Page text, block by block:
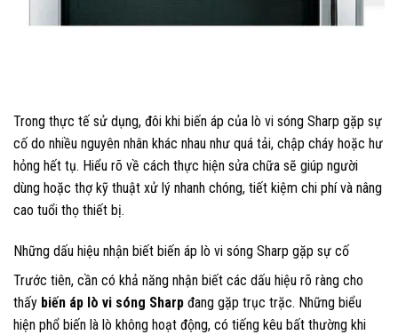
Trong thực tế sử dụng, đôi khi biến áp của lò vi sóng Sharp gặp sự
cố do nhiều nguyên nhân khác nhau như quá tải, chập cháy hoặc hư
hỏng hết tụ. Hiểu rõ về cách thực hiện sửa chữa sẽ giúp người
dùng hoặc thợ kỹ thuật xử lý nhanh chóng, tiết kiệm chi phí và nâng
cao tuổi thọ thiết bị.
Những dấu hiệu nhận biết biến áp lò vi sóng Sharp gặp sự cố
Trước tiên, cần có khả năng nhận biết các dấu hiệu rõ ràng cho
thấy biến áp lò vi sóng Sharp đang gặp trục trặc. Những biểu
hiện phổ biến là lò không hoạt động, có tiếng kêu bất thường khi